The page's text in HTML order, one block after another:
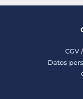
CGV/
Datos